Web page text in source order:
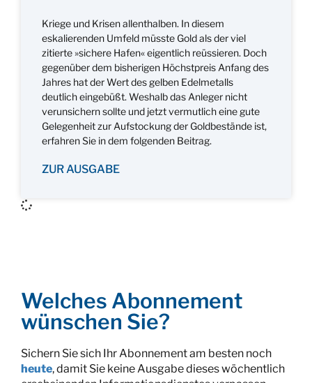
Kriege und Krisen allenthalben. In diesem
eskalierenden Umfeld müsste Gold als der viel
zitierte »sichere Hafen« eigentlich reüssieren. Doch
gegenüber dem bisherigen Höchstpreis Anfang des
Jahres hat der Wert des gelben Edelmetalls
deutlich eingebüßt. Weshalb das Anleger nicht
verunsichern sollte und jetzt vermutlich eine gute
Gelegenheit zur Aufstockung der Goldbestände ist,
erfahren Sie in dem folgenden Beitrag.
ZUR AUSGABE
Welches Abonnement
wünschen Sie?
Sichern Sie sich Ihr Abonnement am besten noch
heute, damit Sie keine Ausgabe dieses wöchentlich